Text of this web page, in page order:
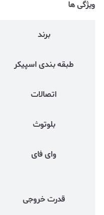
ویژگی ها
برند
طبقه بندی اسپیکر
اتصالات
بلوتوث
وای فای
قدرت خروجی